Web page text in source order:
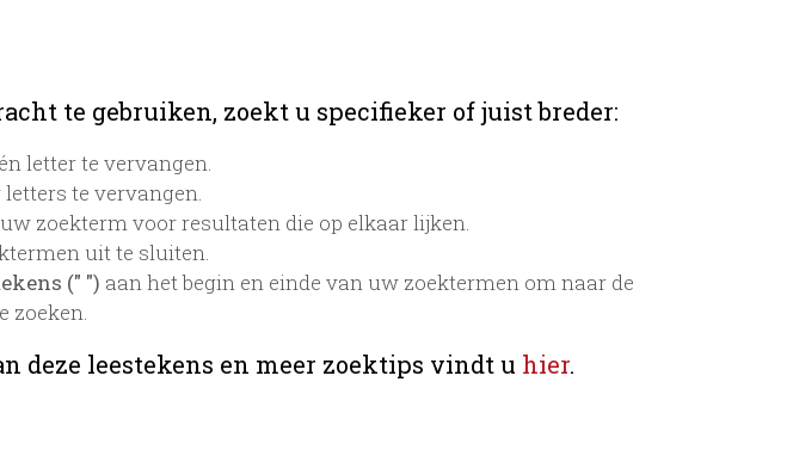
te gebruiken, zoekt u specifieker of juist breder:
letter te vervangen.
te vervangen.
zoekterm voor resultaten die op elkaar lijken.
uit te sluiten.
(" ") aan het begin en einde van uw zoektermen om naar de
zoeken.
deze leestekens en meer zoektips vindt u hier.